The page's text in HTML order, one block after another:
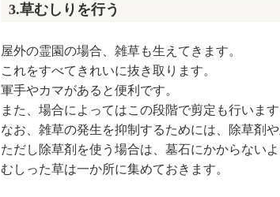
3.草むしりを行う
屋外の霊園の場合、雑草も生えてきます。
これをすべてきれいに抜き取ります。
軍手やカマがあると便利です。
また、場合によってはこの段階で剪定も行います
なお、雑草の発生を抑制するためには、除草剤
ただし除草剤を使う場合は、墓石にかからない
むしった草は一か所に集めておきます。